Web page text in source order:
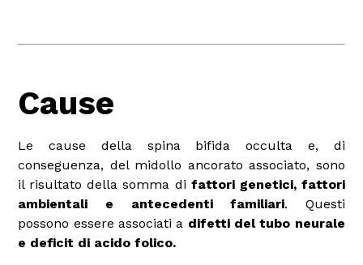
Cause
Le cause della spina bifida occulta e, di
conseguenza, del midollo ancorato associato, sono
il risultato della somma di fattori genetici, fattori
ambientali e antecedenti familiari. Questi
possono essere associati a difetti del tubo neurale
e deficit di acido folico.